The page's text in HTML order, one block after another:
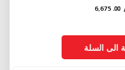
6,675
.00
الى السلة